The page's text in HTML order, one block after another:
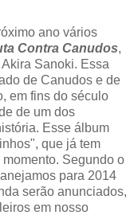
ano vários
Contra Canudos,
Sanoki. Essa
de Canudos e de
em fins do século
de um dos
Esse álbum
que já tem
Segundo o
para 2014
serão anunciados,
em nosso